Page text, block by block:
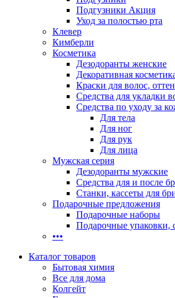
Подгузники Акция
Уход за полостью рта
Клевер
Кимберли
Косметика
Дезодоранты женские
Декоративная
Краски для волос,
Средства для укладки
Средства по уходу за
Для тела
Для ног
Для рук
Для лица
Мужская серия
Дезодоранты мужские
Средства для и после
Станки, кассеты для
Подарочные предложения
Подарочные наборы
Подарочные упаковки,
•••
Каталог товаров
Бытовая химия
Все для дома
Колгейт